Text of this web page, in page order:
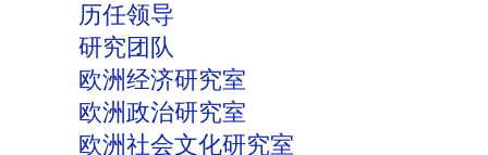
历任领导
研究团队
欧洲经济研究室
欧洲政治研究室
欧洲社会文化研究室